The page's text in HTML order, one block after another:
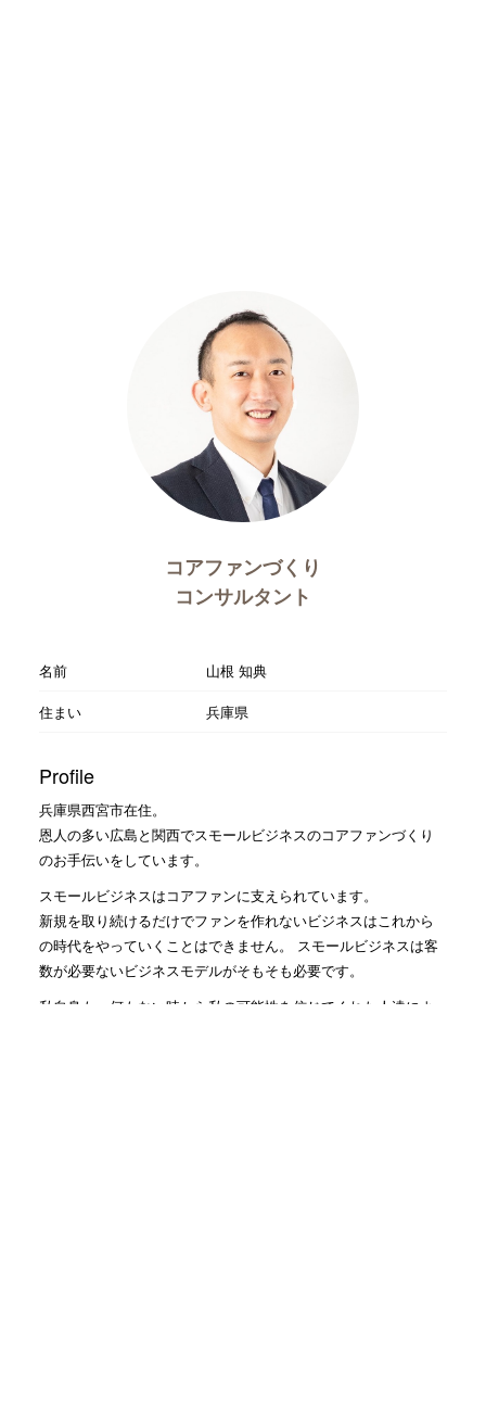
コアファンづくり
コンサルタント
名前
山根 知典
住まい
兵庫県
Profile
兵庫県西宮市在住。
恩人の多い広島と関西でスモールビジネスのコアファンづくり
のお手伝いをしています。
スモールビジネスはコアファンに支えられています。
新規を取り続けるだけでファンを作れないビジネスはこれから
の時代をやっていくことはできません。 スモールビジネスは客
数が必要ないビジネスモデルがそもそも必要です。
私自身も、何もない時から私の可能性を信じてくれた人達によ